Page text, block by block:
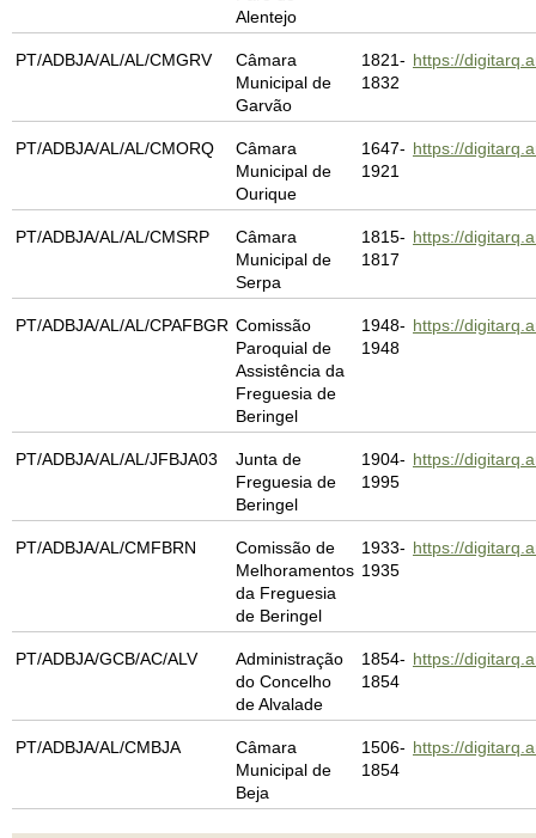
Alentejo
PT/ADBJA/AL/AL/CMGRV
Câmara
Municipal de
Garvão
1821-
1832
https://
PT/ADBJA/AL/AL/CMORQ
Câmara
Municipal de
Ourique
1647-
1921
https://
PT/ADBJA/AL/AL/CMSRP
Câmara
Municipal de
Serpa
1815-
1817
https://
PT/ADBJA/AL/AL/CPAFBGR Comissão
Paroquial de
Assistência da
Freguesia de
Beringel
1948-
1948
https://
PT/ADBJA/AL/AL/JFBJA03
Junta de
Freguesia de
Beringel
1904-
1995
https://
PT/ADBJA/AL/CMFBRN
Comissão de
Melhoramentos
da Freguesia
de Beringel
1933-
1935
https://
PT/ADBJA/GCB/AC/ALV
Administração
do Concelho
de Alvalade
1854-
1854
https://
PT/ADBJA/AL/CMBJA
Câmara
Municipal de
Beja
1506-
1854
https://